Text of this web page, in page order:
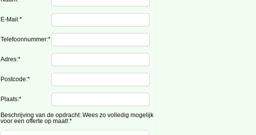
E-Mail:*
Telefoonnummer:*
Adres:*
Postcode:*
Plaats:*
Beschrijving van de opdracht: Wees zo volledig mogelijk
voor een offerte op maat!:*